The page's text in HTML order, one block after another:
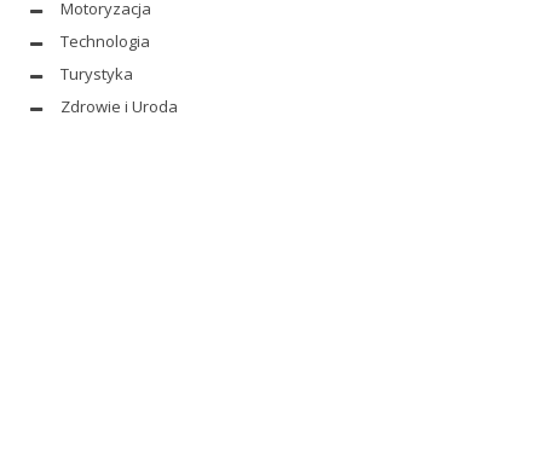
Motoryzacja
Technologia
Turystyka
Zdrowie i Uroda